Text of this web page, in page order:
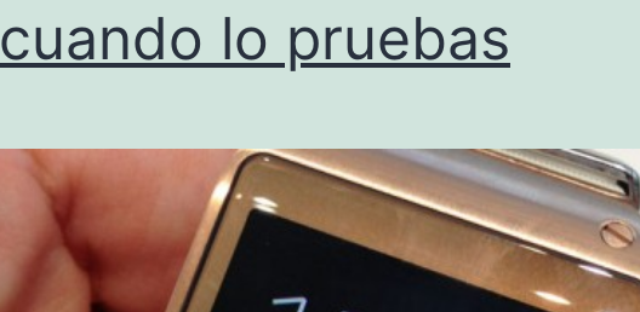
cuando lo pruebas